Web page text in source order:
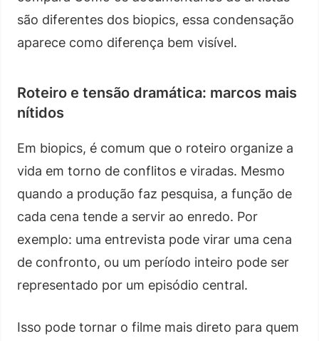
são diferentes dos biopics, essa condensação
aparece como diferença bem visível.
Roteiro e tensão dramática: marcos mais
nítidos
Em biopics, é comum que o roteiro organize a
vida em torno de conflitos e viradas. Mesmo
quando a produção faz pesquisa, a função de
cada cena tende a servir ao enredo. Por
exemplo: uma entrevista pode virar uma cena
de confronto, ou um período inteiro pode ser
representado por um episódio central.
Isso pode tornar o filme mais direto para quem